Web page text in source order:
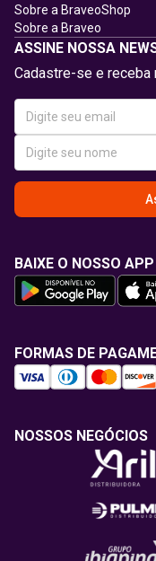
Sobre a BraveoShop
Sobre a Braveo
ASSINE NOSSA
Cadastre-se e
BAIXE O NOSSO APP
FORMAS DE
NOSSOS NEGÓCIOS